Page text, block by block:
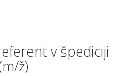
v špediciji
ž)